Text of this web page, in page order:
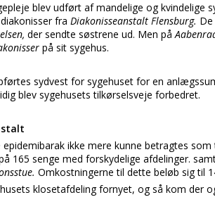
blev udført af mandelige og kvindelige
fra Diakonisseanstalt Flensburg.
der sendte søstrene ud. Men på
på sit sygehus.
sydvest for sygehuset for en
blev sygehusets tilkørselsveje forbedret.
epidemibarak ikke mere kunne betragtes
165 senge med forskydelige afdelinger.
Omkostningerne til dette beløb sig til
klosetafdeling fornyet, og så kom der